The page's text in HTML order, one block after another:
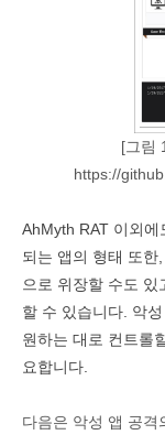
[그림
https://
AhMyth RAT 이외에
되는 앱의 형태 또한
으로 위장할 수도
할 수 있습니다 악
원하는 대로 컨트롤
요합니다
다음은 악성 앱 공격